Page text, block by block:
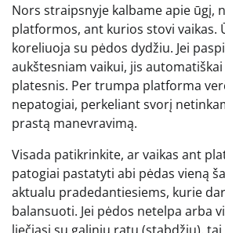
Nors straipsnyje kalbame apie ūgį,
platformos, ant kurios stovi vaikas.
koreliuoja su pėdos dydžiu. Jei
aukštesniam vaikui, jis
platesnis. Per trumpa platforma
nepatogiai, perkeliant svorį
prastą manevravimą.
Visada patikrinkite, ar vaikas ant
patogiai pastatyti abi pėdas vieną
aktualu pradedantiesiems, kurie
balansuoti. Jei pėdos netelpa arba
liečiasi su galiniu ratu (stabdžiu), tai